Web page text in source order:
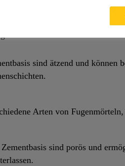
zu bedenken:
sind ätzend und
Arten von
sind porös und